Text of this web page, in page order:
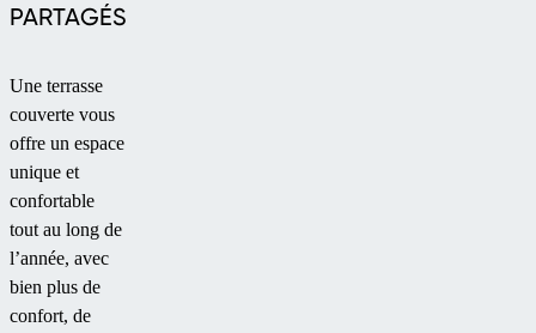
PARTAGÉS
Une terrasse
couverte vous
offre un espace
unique et
confortable
tout au long de
l’année, avec
bien plus de
confort, de